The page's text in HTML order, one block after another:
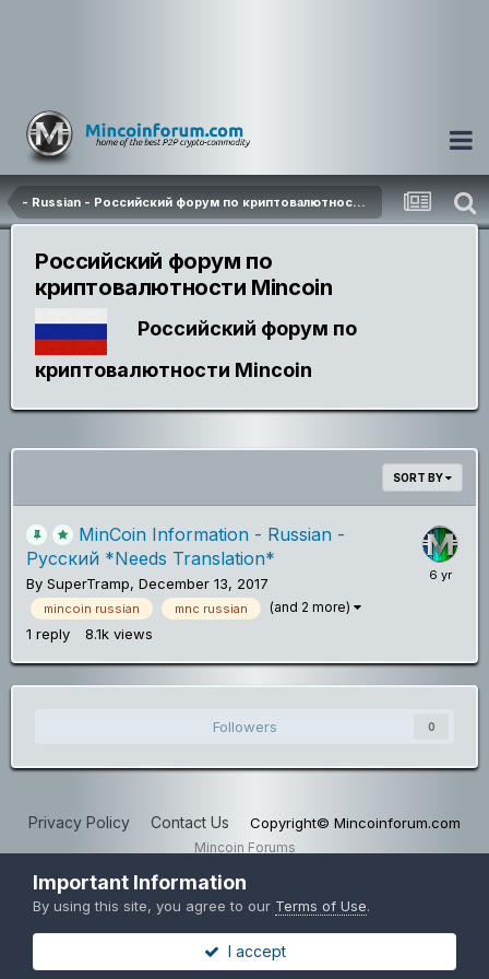
- Russian - Российский форум по криптовалютности Mincoin
Российский форум по
криптовалютности Mincoin
Российский форум по
криптовалютности Mincoin
SORT BY
MinCoin Information - Russian -
Pусский *Needs Translation*
By SuperTramp, December 13, 2017
mincoin russian mnc russian (and 2 more)
1 reply 8.1k views
Followers 0
Privacy Policy Contact Us Copyright© Mincoinforum.com
Mincoin Forums
Important Information
By using this site, you agree to our Terms of Use.
I accept